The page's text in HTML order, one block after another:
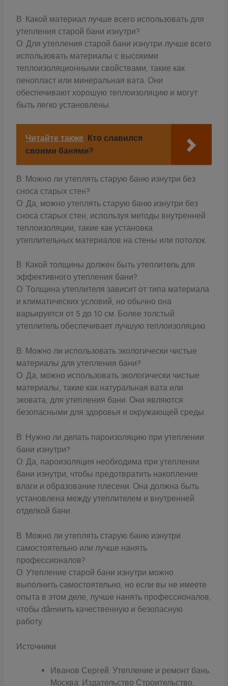
В: Какой материал лучше всего использовать для
утепления старой бани изнутри?
О: Для утепления старой бани изнутри лучше всего
использовать материалы с высокими
теплоизоляционными свойствами, такие как
пенопласт или минеральная вата. Они
обеспечивают хорошую теплоизоляцию и могут
быть легко установлены.
Читайте также Кто славился
своими банями?
В: Можно ли утеплять старую баню изнутри без
сноса старых стен?
О: Да, можно утеплять старую баню изнутри без
сноса старых стен, используя методы внутренней
теплоизоляции, такие как установка
утеплительных материалов на стены или потолок.
В: Какой толщины должен быть утеплитель для
эффективного утепления бани?
О: Толщина утеплителя зависит от типа материала
и климатических условий, но обычно она
варьируется от 5 до 10 см. Более толстый
утеплитель обеспечивает лучшую теплоизоляцию.
В: Можно ли использовать экологически чистые
материалы для утепления бани?
О: Да, можно использовать экологически чистые
материалы, такие как натуральная вата или
эковата, для утепления бани. Они являются
безопасными для здоровья и окружающей среды.
В: Нужно ли делать пароизоляцию при утеплении
бани изнутри?
О: Да, пароизоляция необходима при утеплении
бани изнутри, чтобы предотвратить накопление
влаги и образование плесени. Она должна быть
установлена между утеплителем и внутренней
отделкой бани.
В: Можно ли утеплять старую баню изнутри
самостоятельно или лучше нанять
профессионалов?
О: Утепление старой бани изнутри можно
выполнить самостоятельно, но если вы не имеете
опыта в этом деле, лучше нанять профессионалов,
чтобы đảmнить качественную и безопасную
работу.
Источники
Иванов Сергей. Утепление и ремонт бань.
Москва: Издательство Строительство,